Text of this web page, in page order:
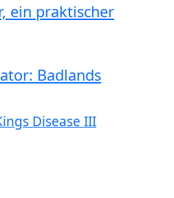
ein praktischer
Badlands
Disease III